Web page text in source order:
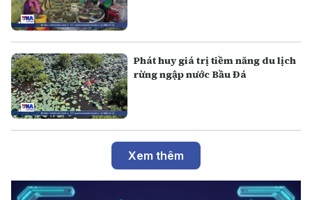
Phát huy giá trị tiềm năng du lịch
rừng ngập nước Bầu Đá
Xem thêm